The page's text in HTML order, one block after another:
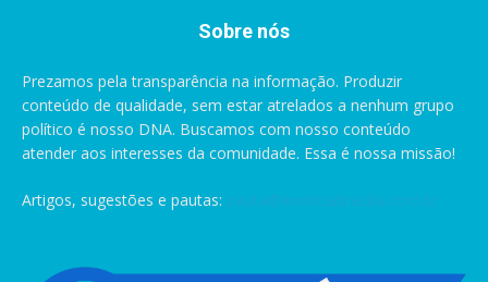
Sobre nós
Prezamos pela transparência na informação. Produzir
conteúdo de qualidade, sem estar atrelados a nenhum grupo
político é nosso DNA. Buscamos com nosso conteúdo
atender aos interesses da comunidade. Essa é nossa missão!
Artigos, sugestões e pautas: pauta@anoticiabrasilia.com.br